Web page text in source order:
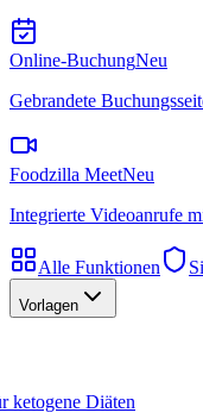
Online-BuchungNeu
Gebrandete
Foodzilla MeetNeu
Integrierte Videoanrufe
Alle Funktionen
Vorlagen
ketogene Diäten